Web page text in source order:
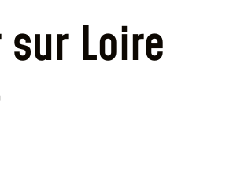
sur Loire